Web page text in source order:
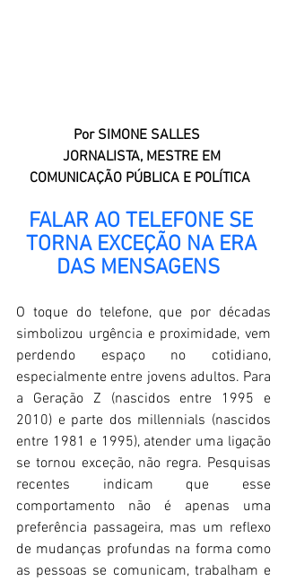
Por SIMONE SALLES
JORNALISTA, MESTRE EM
COMUNICAÇÃO PÚBLICA E POLÍTICA
FALAR AO TELEFONE SE
TORNA EXCEÇÃO NA ERA
DAS MENSAGENS
O toque do telefone, que por décadas
simbolizou urgência e proximidade, vem
perdendo espaço no cotidiano,
especialmente entre jovens adultos. Para
a Geração Z (nascidos entre 1995 e
2010) e parte dos millennials (nascidos
entre 1981 e 1995), atender uma ligação
se tornou exceção, não regra. Pesquisas
recentes indicam que esse
comportamento não é apenas uma
preferência passageira, mas um reflexo
de mudanças profundas na forma como
as pessoas se comunicam, trabalham e